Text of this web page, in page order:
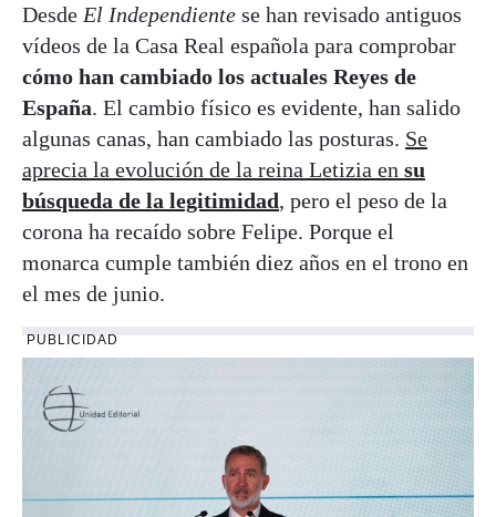
Desde El Independiente se han revisado antiguos
vídeos de la Casa Real española para comprobar
cómo han cambiado los actuales Reyes de
España. El cambio físico es evidente, han salido
algunas canas, han cambiado las posturas. Se
aprecia la evolución de la reina Letizia en su
búsqueda de la legitimidad, pero el peso de la
corona ha recaído sobre Felipe. Porque el
monarca cumple también diez años en el trono en
el mes de junio.
PUBLICIDAD